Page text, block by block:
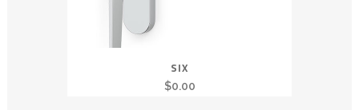
SIX
$0.00